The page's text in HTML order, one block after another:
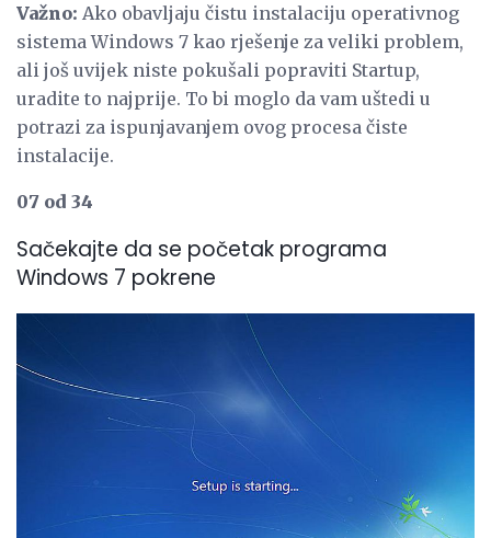
Važno: Ako obavljaju čistu instalaciju operativnog
sistema Windows 7 kao rješenje za veliki problem,
ali još uvijek niste pokušali popraviti Startup,
uradite to najprije. To bi moglo da vam uštedi u
potrazi za ispunjavanjem ovog procesa čiste
instalacije.
07 od 34
Sačekajte da se početak programa
Windows 7 pokrene